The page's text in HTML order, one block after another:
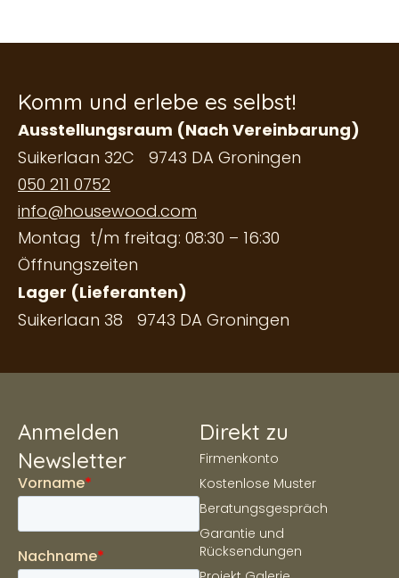
Komm und erlebe es selbst!
Ausstellungsraum (Nach Vereinbarung)
Suikerlaan 32C 9743 DA Groningen
050 211 0752
info@housewood.com
Montag t/m freitag: 08:30 – 16:30
Öffnungszeiten
Lager (Lieferanten)
Suikerlaan 38 9743 DA Groningen
Anmelden
Newsletter
Direkt zu
Firmenkonto
Kostenlose Muster
Beratungsgespräch
Garantie und
Rücksendungen